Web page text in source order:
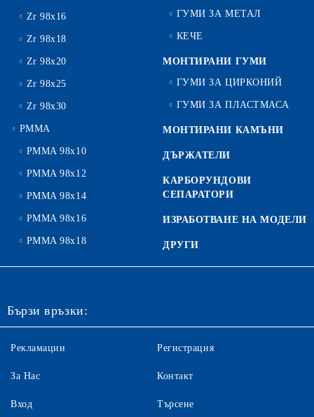
Zr 98x16
Zr 98x18
Zr 98x20
Zr 98x25
Zr 98x30
PMMA
PMMA 98x10
PMMA 98x12
PMMA 98x14
PMMA 98x16
PMMA 98x18
ГУМИ ЗА МЕТАЛ
КЕЧЕ
МОНТИРАНИ ГУМИ
ГУМИ ЗА ЦИРКОНИЙ
ГУМИ ЗА ПЛАСТМАСА
МОНТИРАНИ КАМЪНИ
ДЪРЖАТЕЛИ
КАРБОРУНДОВИ
СЕПАРАТОРИ
ИЗРАБОТВАНЕ НА МОДЕЛИ
ДРУГИ
Бързи връзки:
Рекламации
За Нас
Вход
Регистрация
Контакт
Търсене